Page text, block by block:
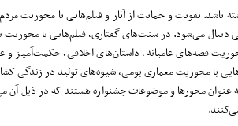
باشد. تقویت و حمایت از آثار و فیلم‌هایی با محوریت
دنبال می‌شود. در سنت‌های گفتاری، فیلم‌هایی با
قصه‌های عامیانه، داستان‌های اخلاقی، حکمت‌آمیز و
با محوریت معماری بومی، شیوه‌های تولید در زندگی
به عنوان محورها و موضوعات جشنواره هستند که در ذیل آن